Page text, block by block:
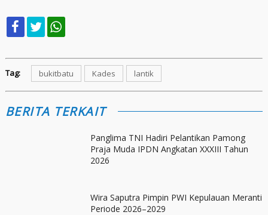
Tag: bukitbatu Kades lantik
BERITA TERKAIT
Panglima TNI Hadiri Pelantikan Pamong
Praja Muda IPDN Angkatan XXXIII Tahun
2026
Wira Saputra Pimpin PWI Kepulauan Meranti
Periode 2026–2029